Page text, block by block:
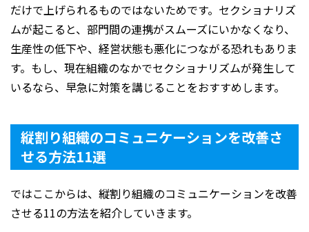
だけで上げられるものではないためです。セクショナリズ
ムが起こると、部門間の連携がスムーズにいかなくなり、
生産性の低下や、経営状態も悪化につながる恐れもありま
す。もし、現在組織のなかでセクショナリズムが発生して
いるなら、早急に対策を講じることをおすすめします。
縦割り組織のコミュニケーションを改善さ
せる方法11選
ではここからは、縦割り組織のコミュニケーションを改善
させる11の方法を紹介していきます。